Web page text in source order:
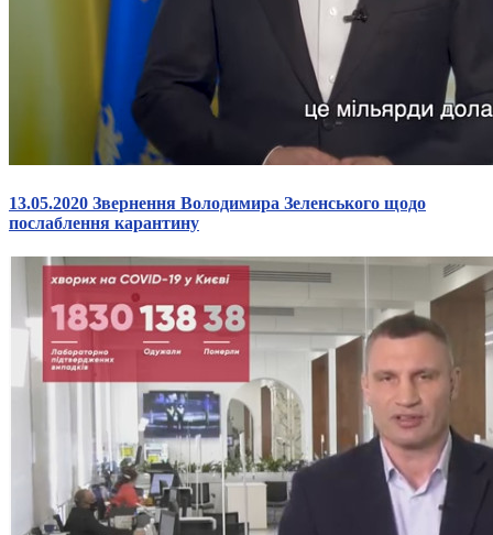
13.05.2020 Звернення Володимира Зеленського щодо
послаблення карантину